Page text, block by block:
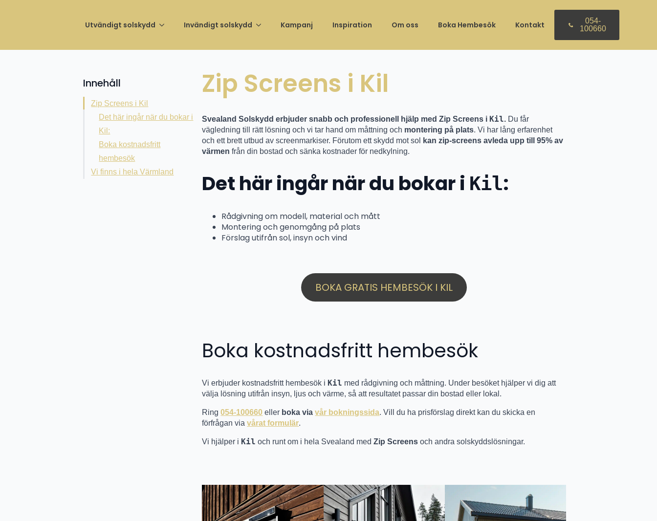
Utvändigt solskydd Invändigt solskydd Kampanj Inspiration Om oss Boka Hembesök Kontakt
054-
100660
Innehåll
Zip Screens i Kil
Det här ingår när du bokar i
Kil:
Boka kostnadsfritt
hembesök
Vi finns i hela Värmland
Zip Screens i Kil
Svealand Solskydd erbjuder snabb och professionell hjälp med Zip Screens i Kil. Du får
vägledning till rätt lösning och vi tar hand om måttning och montering på plats. Vi har lång erfarenhet
och ett brett utbud av screenmarkiser. Förutom ett skydd mot sol
kan zip-screens avleda upp till 95% av
värmen från din bostad och sänka kostnader för nedkylning.
Det här ingår när du bokar i Kil:
Rådgivning om modell, material och mått
Montering och genomgång på plats
Förslag utifrån sol, insyn och vind
BOKA GRATIS HEMBESÖK I KIL
Boka kostnadsfritt hembesök
Vi erbjuder kostnadsfritt hembesök i Kil med rådgivning och måttning. Under besöket hjälper vi dig att
välja lösning utifrån insyn, ljus och värme, så att resultatet passar din bostad eller lokal.
Ring054-100660 eller boka viavår bokningssida. Vill du ha prisförslag direkt kan du skicka en
förfrågan viavårat formulär.
Vi hjälper i Kil och runt om i hela Svealand medZip Screens och andra solskyddslösningar.